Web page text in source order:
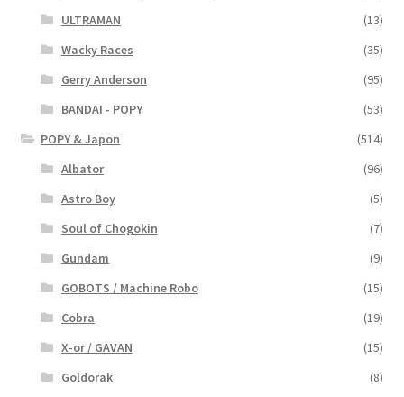
ULTRAMAN
(13)
Wacky Races
(35)
Gerry Anderson
(95)
BANDAI - POPY
(53)
POPY & Japon
(514)
Albator
(96)
Astro Boy
(5)
Soul of Chogokin
(7)
Gundam
(9)
GOBOTS / Machine Robo
(15)
Cobra
(19)
X-or / GAVAN
(15)
Goldorak
(8)